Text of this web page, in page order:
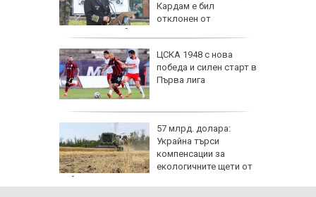
Кардам е бил
отклонен от
електронна война
ЦСКА 1948 с нова
победа и силен старт в
Първа лига
57 млрд. долара:
Украйна търси
компенсации за
екологичните щети от
войната